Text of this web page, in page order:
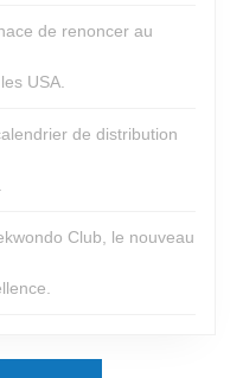
de renoncer au
USA.
de distribution
Club, le nouveau